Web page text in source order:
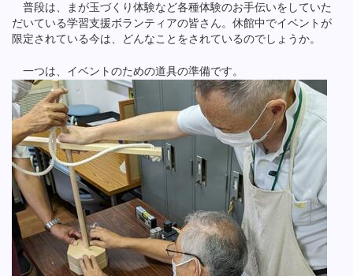
普段は、まが玉づくり体験など各種体験のお手伝いをしていた
だいている学習支援ボランティアの皆さん。休館中でイベントが
限定されている今は、どんなことをされているのでしょうか。
一つは、イベントのための道具の準備です。